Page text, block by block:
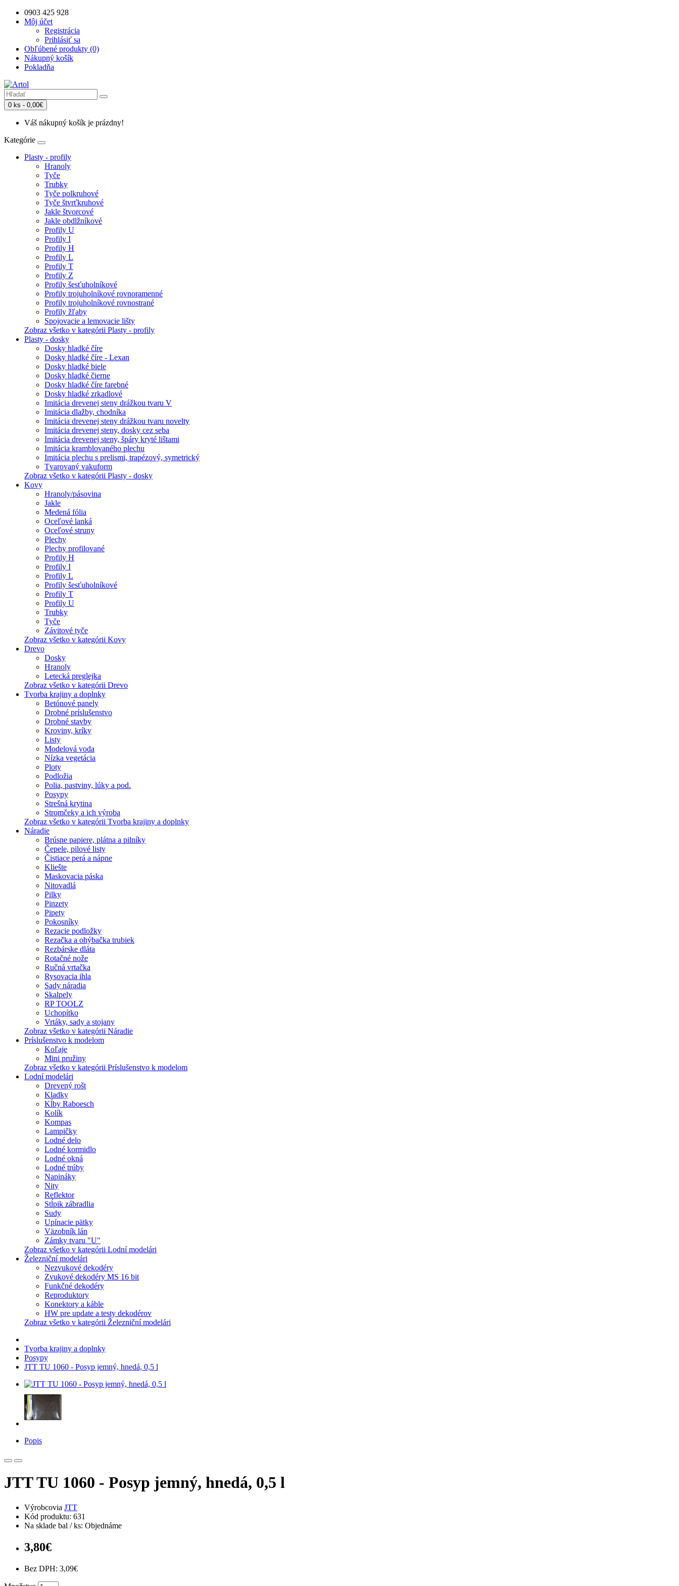
0903 425 928
Môj účet
Registrácia
Prihlásiť sa
Obľúbené produkty (0)
Nákupný košík
Pokladňa
0 ks - 0,00€
Váš nákupný košík je prázdny!
Kategórie
Plasty - profily
Hranoly
Tyče
Trubky
Tyče polkruhové
Tyče štvrťkruhové
Jakle štvorcové
Jakle obdlžníkové
Profily U
Profily I
Profily H
Profily L
Profily T
Profily Z
Profily šesťuholníkové
Profily trojuholníkové rovnoramenné
Profily trojuholníkové rovnostrané
Profily žľaby
Spojovacie a lemovacie lišty
Zobraz všetko v kategórii Plasty - profily
Plasty - dosky
Dosky hladké číre
Dosky hladké číre - Lexan
Dosky hladké biele
Dosky hladké čierne
Dosky hladké číre farebné
Dosky hladké zrkadlové
Imitácia drevenej steny drážkou tvaru V
Imitácia dlažby, chodníka
Imitácia drevenej steny drážkou tvaru novelty
Imitácia drevenej steny, dosky cez seba
Imitácia drevenej steny, špáry kryté lištami
Imitácia kramblovaného plechu
Imitácia plechu s prelismi, trapézový, symetrický
Tvarovaný vakuform
Zobraz všetko v kategórii Plasty - dosky
Kovy
Hranoly/pásovina
Jakle
Medená fólia
Oceľové lanká
Oceľové struny
Plechy
Plechy profilované
Profily H
Profily I
Profily L
Profily šesťuholníkové
Profily T
Profily U
Trubky
Tyče
Závitové tyče
Zobraz všetko v kategórii Kovy
Drevo
Dosky
Hranoly
Letecká preglejka
Zobraz všetko v kategórii Drevo
Tvorba krajiny a doplnky
Betónové panely
Drobné príslušenstvo
Drobné stavby
Kroviny, kríky
Listy
Modelová voda
Nízka vegetácia
Ploty
Podložia
Polia, pastviny, lúky a pod.
Posypy
Strešná krytina
Stromčeky a ich výroba
Zobraz všetko v kategórii Tvorba krajiny a doplnky
Náradie
Brúsne papiere, plátna a pilníky
Čepele, pilové listy
Čistiace perá a nápne
Kliešte
Maskovacia páska
Nitovadlá
Pilky
Pinzety
Pipety
Pokosníky
Rezacie podložky
Rezačka a ohýbačka trubiek
Rezbárske dláta
Rotačné nože
Ručná vrtačka
Rysovacia ihla
Sady náradia
Skalpely
RP TOOLZ
Uchopítko
Vrtáky, sady a stojany
Zobraz všetko v kategórii Náradie
Príslušenstvo k modelom
Koľaje
Mini pružiny
Zobraz všetko v kategórii Príslušenstvo k modelom
Lodní modelári
Drevený rošt
Kladky
Kĺby Raboesch
Kolík
Kompas
Lampičky
Lodné delo
Lodné kormidlo
Lodné okná
Lodné trúby
Napináky
Nity
Reflektor
Stĺpik zábradlia
Sudy
Upínacie pätky
Väzobník lán
Zámky tvaru "U"
Zobraz všetko v kategórii Lodní modelári
Železniční modelári
Nezvukové dekodéry
Zvukové dekodéry MS 16 bit
Funkčné dekodéry
Reproduktory
Konektory a káble
HW pre update a testy dekodérov
Zobraz všetko v kategórii Železniční modelári
Tvorba krajiny a doplnky
Posypy
JTT TU 1060 - Posyp jemný, hnedá, 0,5 l
Popis
JTT TU 1060 - Posyp jemný, hnedá, 0,5 l
Výrobcovia JTT
Kód produktu: 631
Na sklade bal / ks: Objednáme
3,80€
Bez DPH: 3,09€